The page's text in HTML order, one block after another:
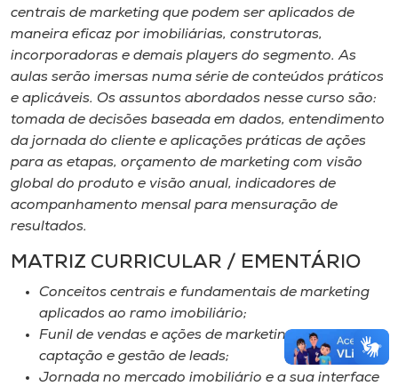
centrais de marketing que podem ser aplicados de
maneira eficaz por imobiliárias, construtoras,
incorporadoras e demais players do segmento. As
aulas serão imersas numa série de conteúdos práticos
e aplicáveis. Os assuntos abordados nesse curso são:
tomada de decisões baseada em dados, entendimento
da jornada do cliente e aplicações práticas de ações
para as etapas, orçamento de marketing com visão
global do produto e visão anual, indicadores de
acompanhamento mensal para mensuração de
resultados.
MATRIZ CURRICULAR / EMENTÁRIO
Conceitos centrais e fundamentais de marketing
aplicados ao ramo imobiliário;
Funil de vendas e ações de marketing para
captação e gestão de leads;
Jornada no mercado imobiliário e a sua interface